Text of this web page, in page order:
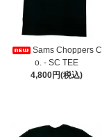
Sams Choppers C
o. - SC TEE
4,800円(税込)